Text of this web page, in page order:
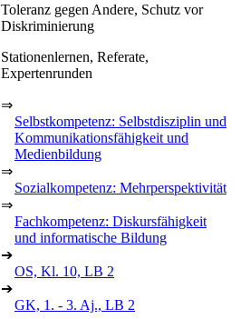
Toleranz gegen Andere, Schutz vor
Diskriminierung
Stationenlernen, Referate,
Expertenrunden
⇒
Selbstkompetenz: Selbstdisziplin und
Kommunikationsfähigkeit und
Medienbildung
⇒
Sozialkompetenz: Mehrperspektivität
⇒
Fachkompetenz: Diskursfähigkeit
und informatische Bildung
➔
OS, Kl. 10, LB 2
➔
GK, 1. - 3. Aj., LB 2